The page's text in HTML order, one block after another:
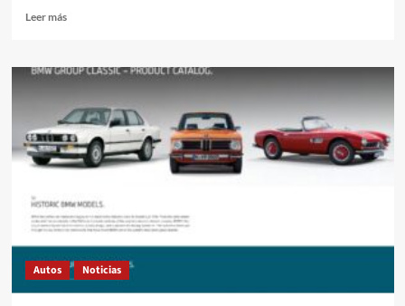
Leer másLeer
Porsche
mantiene
presencia
en
el
Mexico
at
VidantaWorld
Autos Noticias